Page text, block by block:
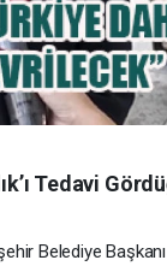
Tedavi
Belediye